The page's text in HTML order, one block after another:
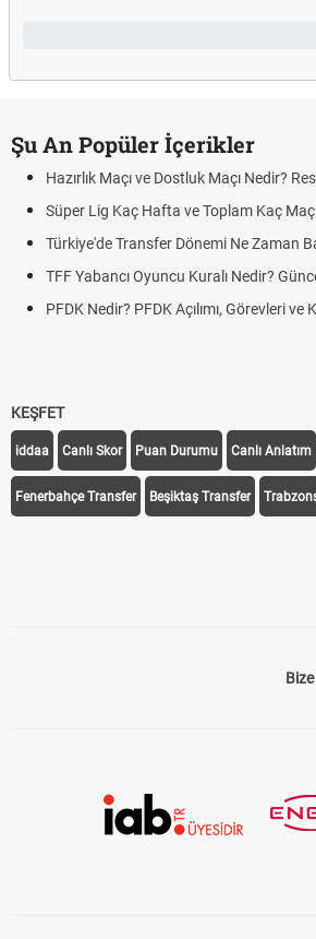
Şu An Popüler İçerikler
Puan
Skor Ne
Futbol Nasıl
Deplasman
DGS
KEŞFET
iddaa Canlı Skor Puan Durumu Canlı Anlatım
Fenerbahçe Transfer Beşiktaş Transfer
Bize